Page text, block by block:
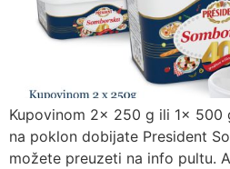
Kupovinom 2x 250 g ili 1x 500
na poklon dobijate President
možete preuzeti na info pultu.